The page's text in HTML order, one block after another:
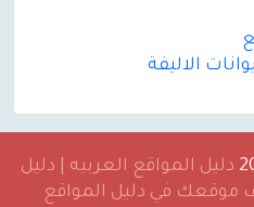
الاليفة
دليل المواقع العربيه | دليل
موقعك في دليل المواقع